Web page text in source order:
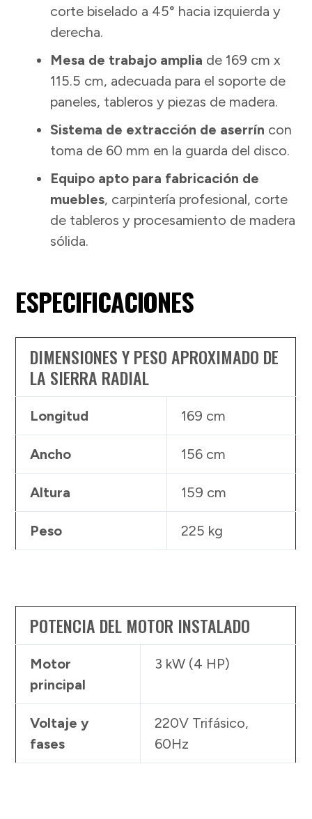
corte biselado a 45° hacia izquierda y
derecha.
Mesa de trabajo amplia de 169 cm x
115.5 cm, adecuada para el soporte de
paneles, tableros y piezas de madera.
Sistema de extracción de aserrín con
toma de 60 mm en la guarda del disco.
Equipo apto para fabricación de
muebles, carpintería profesional, corte
de tableros y procesamiento de madera
sólida.
ESPECIFICACIONES
DIMENSIONES Y PESO APROXIMADO DE
LA SIERRA RADIAL
Longitud 169 cm
Ancho 156 cm
Altura 159 cm
Peso 225 kg
POTENCIA DEL MOTOR INSTALADO
Motor
principal
3 kW (4 HP)
Voltaje y
fases
220V Trifásico,
60Hz